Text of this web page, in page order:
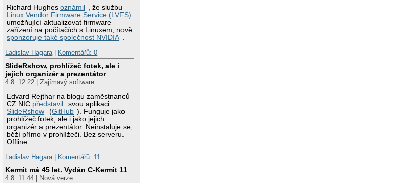
Richard Hughesoznámil
, že službu
Linux Vendor Firmware Service (LVFS)
umožňující aktualizovat firmware
zařízení na počítačích s Linuxem, nově
sponzoruje také společnost NVIDIA .
Ladislav Hagara | Komentářů: 0
SlideRshow, prohlížeč fotek, ale i
jejich organizér a prezentátor
4.8. 12:22 | Zajímavý software
Edvard Rejthar na blogu zaměstnanců
CZ.NIC představil
svou aplikaci
SlideRshow
(GitHub ). Funguje jako
prohlížeč fotek, ale i jako jejich
organizér a prezentátor. Neinstaluje se,
běží přímo v prohlížeči. Bez serveru.
Offline.
Ladislav Hagara | Komentářů: 11
Kermit má 45 let. Vydán C-Kermit 11
4.8. 11:44 | Nová verze